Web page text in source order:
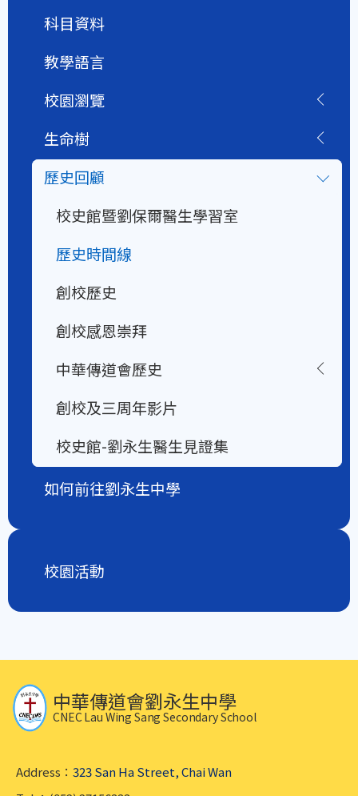
科目資料
教學語言
校園瀏覽
生命樹
歷史回顧
校史館暨劉保爾醫生學習室
歷史時間線
創校歷史
創校感恩崇拜
中華傳道會歷史
創校及三周年影片
校史館-劉永生醫生見證集
如何前往劉永生中學
校園活動
中華傳道會劉永生中學
CNEC Lau Wing Sang Secondary School
Address： 323 San Ha Street, Chai Wan